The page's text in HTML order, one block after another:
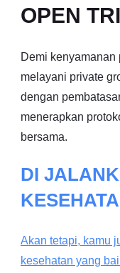
OPEN
Demi
melayani private
dengan
menerapkan
bersama.
DI
Akan tetapi, kamu
kesehatan yang